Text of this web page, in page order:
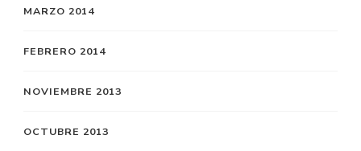
MARZO 2014
FEBRERO 2014
NOVIEMBRE 2013
OCTUBRE 2013